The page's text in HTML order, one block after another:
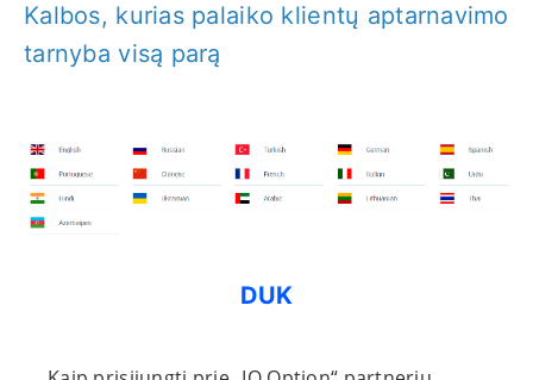
Kalbos, kurias palaiko klientų aptarnavimo
tarnyba visą parą
DUK